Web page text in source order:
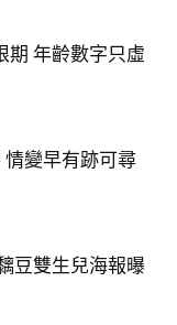
期 年齡數字只虛
情變早有跡可尋
豆雙生兒海報曝